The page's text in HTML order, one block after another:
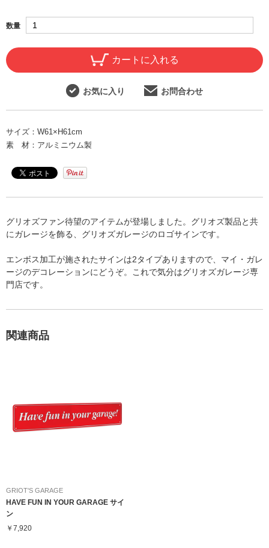
数量
カートに入れる
お気に入り お問合わせ
サイズ： W61×H61cm
素 材： アルミニウム製
グリオズファン待望のアイテムが登場しました。グリオズ製品と共
にガレージを飾る、グリオズガレージのロゴサインです。
エンボス加工が施されたサインは2タイプありますので、マイ・ガレ
ージのデコレーションにどうぞ。これで気分はグリオズガレージ専
門店です。
関連商品
GRIOT'S GARAGE
HAVE FUN IN YOUR GARAGE サイ
ン
￥7,920